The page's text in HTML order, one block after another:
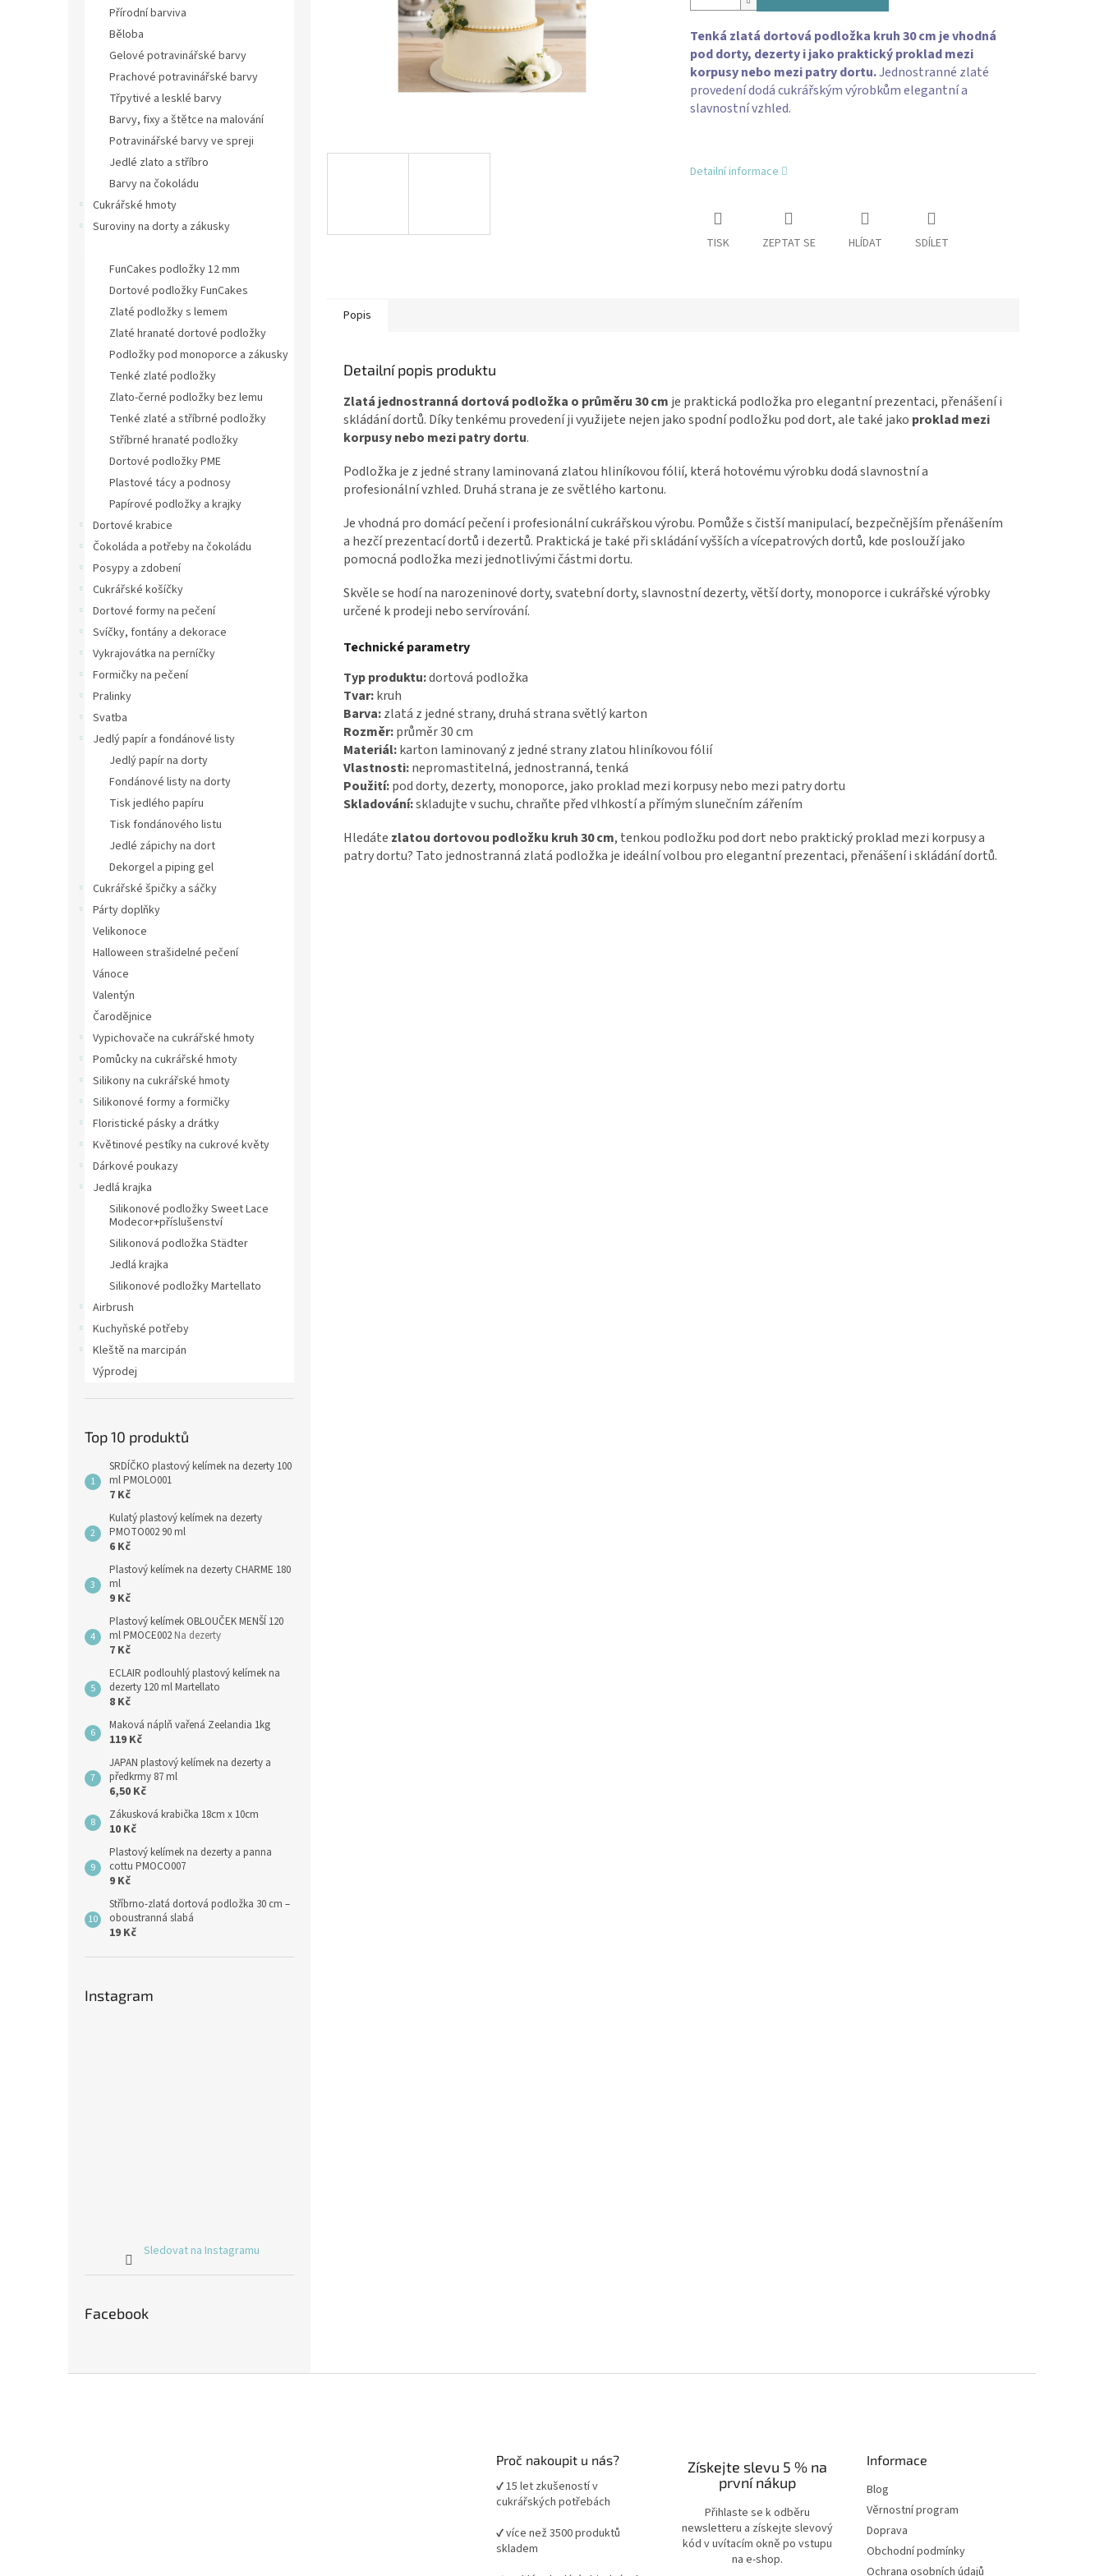
Přírodní barviva
Běloba
Gelové potravinářské barvy
Prachové potravinářské barvy
Třpytivé a lesklé barvy
Barvy, fixy a štětce na malování
Potravinářské barvy ve spreji
Jedlé zlato a stříbro
Barvy na čokoládu
Cukrářské hmoty
Suroviny na dorty a zákusky
FunCakes podložky 12 mm
Dortové podložky FunCakes
Zlaté podložky s lemem
Zlaté hranaté dortové podložky
Podložky pod monoporce a zákusky
Tenké zlaté podložky
Zlato-černé podložky bez lemu
Tenké zlaté a stříbrné podložky
Stříbrné hranaté podložky
Dortové podložky PME
Plastové tácy a podnosy
Papírové podložky a krajky
Dortové krabice
Čokoláda a potřeby na čokoládu
Posypy a zdobení
Cukrářské košíčky
Dortové formy na pečení
Svíčky, fontány a dekorace
Vykrajovátka na perníčky
Formičky na pečení
Pralinky
Svatba
Jedlý papír a fondánové listy
Jedlý papír na dorty
Fondánové listy na dorty
Tisk jedlého papíru
Tisk fondánového listu
Jedlé zápichy na dort
Dekorgel a piping gel
Cukrářské špičky a sáčky
Párty doplňky
Velikonoce
Halloween strašidelné pečení
Vánoce
Valentýn
Čarodějnice
Vypichovače na cukrářské hmoty
Pomůcky na cukrářské hmoty
Silikony na cukrářské hmoty
Silikonové formy a formičky
Floristické pásky a drátky
Květinové pestíky na cukrové květy
Dárkové poukazy
Jedlá krajka
Silikonové podložky Sweet Lace
Modecor+příslušenství
Silikonová podložka Städter
Jedlá krajka
Silikonové podložky Martellato
Airbrush
Kuchyňské potřeby
Kleště na marcipán
Výprodej
Top 10 produktů
SRDÍČKO plastový kelímek na dezerty 100
ml PMOLO001
7 Kč
Kulatý plastový kelímek na dezerty
PMOTO002 90 ml
6 Kč
Plastový kelímek na dezerty CHARME 180
ml
9 Kč
Plastový kelímek OBLOUČEK MENŠÍ 120
ml PMOCE002 Na dezerty
7 Kč
ECLAIR podlouhlý plastový kelímek na
dezerty 120 ml Martellato
8 Kč
Maková náplň vařená Zeelandia 1kg
119 Kč
JAPAN plastový kelímek na dezerty a
předkrmy 87 ml
6,50 Kč
Zákusková krabička 18cm x 10cm
10 Kč
Plastový kelímek na dezerty a panna
cottu PMOCO007
9 Kč
Stříbrno-zlatá dortová podložka 30 cm –
oboustranná slabá
19 Kč
Instagram
Sledovat na Instagramu
Facebook
Tenká zlatá dortová podložka kruh 30 cm je vhodná
pod dorty, dezerty i jako praktický proklad mezi
korpusy nebo mezi patry dortu.Jednostranné zlaté
provedení dodá cukrářským výrobkům elegantní a
slavnostní vzhled.
Detailní informace
TISK ZEPTAT SE HLÍDAT SDÍLET
Popis
Detailní popis produktu
Zlatá jednostranná dortová podložka o průměru 30 cm je praktická podložka pro elegantní prezentaci, přenášení i
skládání dortů. Díky tenkému provedení ji využijete nejen jako spodní podložku pod dort, ale také jako proklad mezi
korpusy nebo mezi patry dortu.
Podložka je z jedné strany laminovaná zlatou hliníkovou fólií, která hotovému výrobku dodá slavnostní a
profesionální vzhled. Druhá strana je ze světlého kartonu.
Je vhodná pro domácí pečení i profesionální cukrářskou výrobu. Pomůže s čistší manipulací, bezpečnějším přenášením
a hezčí prezentací dortů i dezertů. Praktická je také při skládání vyšších a vícepatrových dortů, kde poslouží jako
pomocná podložka mezi jednotlivými částmi dortu.
Skvěle se hodí na narozeninové dorty, svatební dorty, slavnostní dezerty, větší dorty, monoporce i cukrářské výrobky
určené k prodeji nebo servírování.
Technické parametry
Typ produktu:dortová podložka
Tvar:kruh
Barva:zlatá z jedné strany, druhá strana světlý karton
Rozměr:průměr 30 cm
Materiál:karton laminovaný z jedné strany zlatou hliníkovou fólií
Vlastnosti:nepromastitelná, jednostranná, tenká
Použití:pod dorty, dezerty, monoporce, jako proklad mezi korpusy nebo mezi patry dortu
Skladování:skladujte v suchu, chraňte před vlhkostí a přímým slunečním zářením
Hledáte zlatou dortovou podložku kruh 30 cm, tenkou podložku pod dort nebo praktický proklad mezi korpusy a
patry dortu? Tato jednostranná zlatá podložka je ideální volbou pro elegantní prezentaci, přenášení i skládání dortů.
Proč nakoupit u nás?
✔ 15 let zkušeností v
cukrářských potřebách
✔ více než 3500 produktů
skladem
Získejte slevu 5 % na
první nákup
Přihlaste se k odběru
newsletteru a získejte slevový
kód v uvítacím okně po vstupu
na e-shop.
Informace
Blog
Věrnostní program
Doprava
Obchodní podmínky
Ochrana osobních údajů